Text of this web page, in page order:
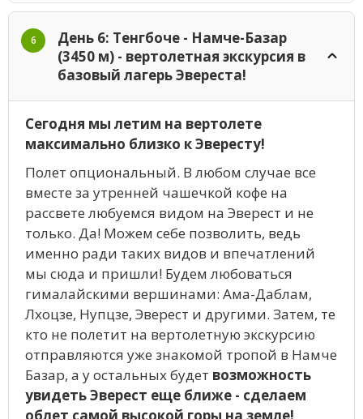
6
День 6: Тенгбоче - Намче-Базар
(3450 м) - вертолетная экскурсия в
базовый лагерь Эвереста!
Сегодня мы летим на вертолете
максимально близко к Эвересту!
Полет опциональный. В любом случае все
вместе за утренней чашечкой кофе на
рассвете любуемся видом на Эверест и не
только. Да! Можем себе позволить, ведь
именно ради таких видов и впечатлений
мы сюда и пришли! Будем любоваться
гималайскими вершинами: Ама-Даблам,
Лхоцзе, Нупцзе, Эверест и другими. Затем, те
кто не полетит на вертолетную экскурсию
отправляются уже знакомой тропой в Намче
Базар, а у остальных будет возможность
увидеть Эверест еще ближе - сделаем
облет самой высокой горы на земле!